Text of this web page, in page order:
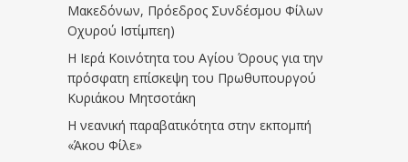
Μακεδόνων, Πρόεδρος Συνδέσμου Φίλων
Οχυρού Ιστίμπεη)
Η Ιερά Κοινότητα του Αγίου Όρους για την
πρόσφατη επίσκεψη του Πρωθυπουργού
Κυριάκου Μητσοτάκη
Η νεανική παραβατικότητα στην εκπομπή
«Άκου Φίλε»